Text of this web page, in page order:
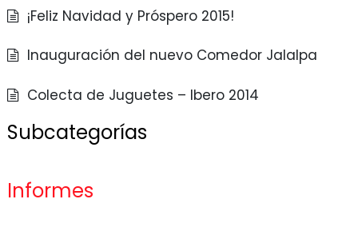
¡Feliz Navidad y Próspero 2015!
Inauguración del nuevo Comedor Jalalpa
Colecta de Juguetes – Ibero 2014
Subcategorías
Informes